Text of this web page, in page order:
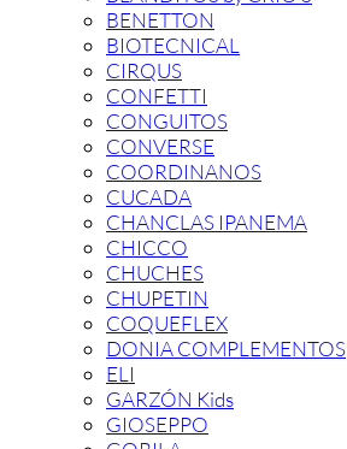
BENETTON
BIOTECNICAL
CIRQUS
CONFETTI
CONGUITOS
CONVERSE
COORDINANOS
CUCADA
CHANCLAS IPANEMA
CHICCO
CHUCHES
CHUPETIN
COQUEFLEX
DONIA COMPLEMENTOS
ELI
GARZÓN Kids
GIOSEPPO